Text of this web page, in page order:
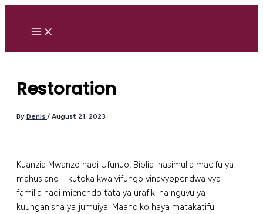
Skip
content
Restoration
By Denis / August 21, 2023
Kuanzia Mwanzo hadi Ufunuo, Biblia inasimulia maelfu ya
mahusiano – kutoka kwa vifungo vinavyopendwa vya
familia hadi mienendo tata ya urafiki na nguvu ya
kuunganisha ya jumuiya. Maandiko haya matakatifu